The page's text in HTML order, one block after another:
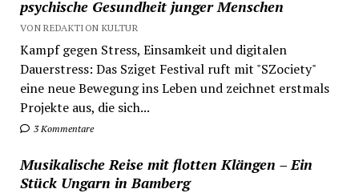
psychische Gesundheit junger Menschen
VON REDAKTION KULTUR
Kampf gegen Stress, Einsamkeit und digitalen
Dauerstress: Das Sziget Festival ruft mit "SZociety"
eine neue Bewegung ins Leben und zeichnet erstmals
Projekte aus, die sich...
3 Kommentare
Musikalische Reise mit flotten Klängen – Ein
Stück Ungarn in Bamberg